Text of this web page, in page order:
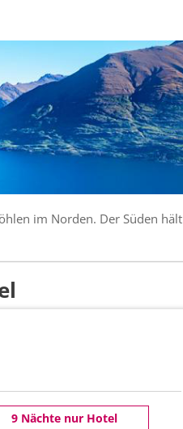
im Norden. Der Süden hält
9 Nächte nur Hotel